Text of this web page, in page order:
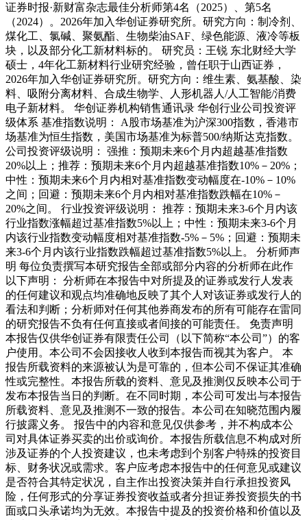
证券时报·新财富杂志最佳分析师第4名（2025）、第5名
（2024）。2026年加入华创证券研究所。研究方向：制冷剂、
煤化工、氯碱、聚氨酯、生物柴油SAF、绿色能源、液冷等板
块，以及部分化工新材料标的。 研究员：王锐 东北财经大学
硕士，4年化工新材料行业研究经验，曾任职于山西证券，
2026年加入华创证券研究所。研究方向：维生素、氨基酸、染
料、吸附分离材料、合成生物学、人形机器人/人工智能/消费
电子新材料。 华创证券机构销售通讯录 华创行业公司投资评
级体系 基准指数说明： A股市场基准为沪深300指数，香港市
场基准为恒生指数，美国市场基准为标普500/纳斯达克指数。
公司投资评级说明： 强推：预期未来6个月内超越基准指数
20%以上；推荐：预期未来6个月内超越基准指数10%－20%；
中性：预期未来6个月内相对基准指数变动幅度在-10%－10%
之间；回避：预期未来6个月内相对基准指数跌幅在10%－
20%之间。 行业投资评级说明： 推荐：预期未来3-6个月内该
行业指数涨幅超过基准指数5%以上；中性：预期未来3-6个月
内该行业指数变动幅度相对基准指数-5%－5%；回避：预期未
来3-6个月内该行业指数跌幅超过基准指数5%以上。 分析师声
明 每位负责撰写本研究报告全部或部分内容的分析师在此作
以下声明： 分析师在本报告中对所提及的证券或发行人发表
的任何建议和观点均准确地反映了其个人对该证券或发行人的
看法和判断；分析师对任何其他券商发布的所有可能存在雷同
的研究报告不负有任何直接或者间接的可能责任。 免责声明
本报告仅供华创证券有限责任公司（以下简称“本公司”）的客
户使用。本公司不会因接收人收到本报告而视其为客户。 本
报告所载资料的来源被认为是可靠的，但本公司不保证其准确
性或完整性。本报告所载的资料、意见及推测仅反映本公司于
发布本报告当日的判断。在不同时期，本公司可发出与本报告
所载资料、意见及推测不一致的报告。本公司在知晓范围内履
行披露义务。 报告中的内容和意见仅供参考，并不构成本公
司对具体证券买卖的出价或询价。本报告所载信息不构成对所
涉及证券的个人投资建议，也未考虑到个别客户特殊的投资目
标、财务状况或需求。客户应考虑本报告中的任何意见或建议
是否符合其特定状况，自主作出投资决策并自行承担投资风
险，任何形式的分享证券投资收益或者分担证券投资损失的书
面或口头承诺均为无效。本报告中提及的投资价格和价值以及